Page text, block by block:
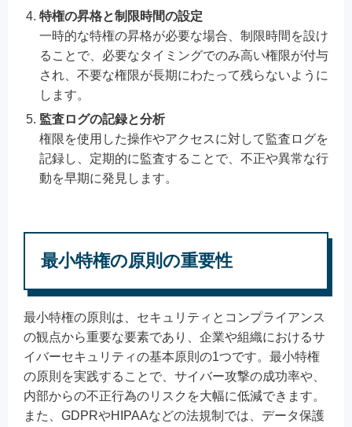
特権の昇格と制限時間の設定
一時的な特権の昇格が必要な場合、制限時間を設け
ることで、必要なタイミングでのみ高い権限が付与
され、不要な権限が長期にわたって残らないように
します。
監査ログの記録と分析
権限を使用した操作やアクセスに対して監査ログを
記録し、定期的に監査することで、不正や異常な行
動を早期に発見します。
最小特権の原則の重要性
最小特権の原則は、セキュリティとコンプライアンス
の観点から重要な要素であり、企業や組織におけるサ
イバーセキュリティの基本原則の1つです。最小特権
の原則を実践することで、サイバー攻撃の成功率や、
内部からの不正行為のリスクを大幅に低減できます。
また、GDPRやHIPAAなどの法規制では、データ保護